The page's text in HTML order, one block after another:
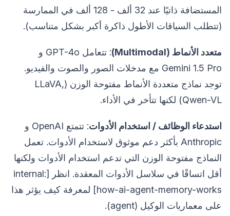
المستضافة ذاتيًا عند 32 ألف - 128 ألف في الممارسة
(تتطلب السياقات الأطول ذاكرة أكبر بشكل متناسب).
متعدد الأنماط (Multimodal)
: تتعامل GPT-4o و
Gemini 1.5 Pro مع مدخلات الصور والصوت والفيديو.
توجد نماذج متعددة الأنماط مفتوحة الوزن (LLaVA,
Qwen-VL) لكنها تتأخر في الأداء.
استدعاء الوظائف / استخدام الأدوات
: تتمتع OpenAI و
Anthropic بأكثر دعم موثوق لاستخدام الأدوات. تعمل
النماذج مفتوحة الوزن التي تدعم استخدام الأدوات ولكنها
أقل اتساقًا في سلاسل الأدوات المعقدة. انظر [internal:
how-ai-agent-memory-works] لمعرفة كيف يؤثر هذا
على معماريات الوكيل (agent).